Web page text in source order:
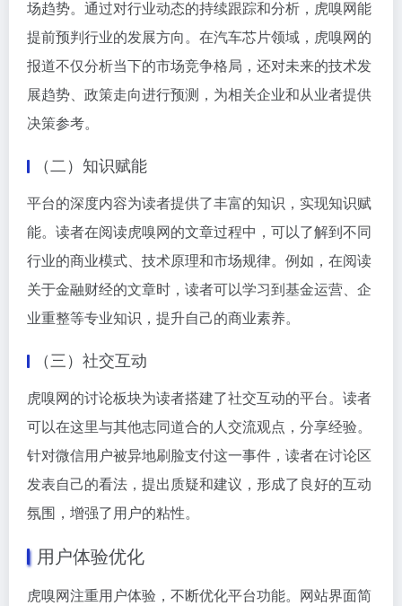
场趋势。通过对行业动态的持续跟踪和分析，虎嗅网能
提前预判行业的发展方向。在汽车芯片领域，虎嗅网的
报道不仅分析当下的市场竞争格局，还对未来的技术发
展趋势、政策走向进行预测，为相关企业和从业者提供
决策参考。
（二）知识赋能
平台的深度内容为读者提供了丰富的知识，实现知识赋
能。读者在阅读虎嗅网的文章过程中，可以了解到不同
行业的商业模式、技术原理和市场规律。例如，在阅读
关于金融财经的文章时，读者可以学习到基金运营、企
业重整等专业知识，提升自己的商业素养。
（三）社交互动
虎嗅网的讨论板块为读者搭建了社交互动的平台。读者
可以在这里与其他志同道合的人交流观点，分享经验。
针对微信用户被异地刷脸支付这一事件，读者在讨论区
发表自己的看法，提出质疑和建议，形成了良好的互动
氛围，增强了用户的粘性。
用户体验优化
虎嗅网注重用户体验，不断优化平台功能。网站界面简